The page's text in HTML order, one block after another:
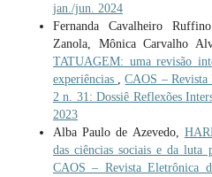
jan./jun. 2024
Fernanda Cavalheiro
Zanola, Mônica Carvalho
TATUAGEM: uma revisão
experiências
,CAOS – Revista
2 n. 31: Dossiê Reflexões
2023
Alba Paulo de Azevedo,
das ciências sociais e da luta
CAOS – Revista Eletrônica